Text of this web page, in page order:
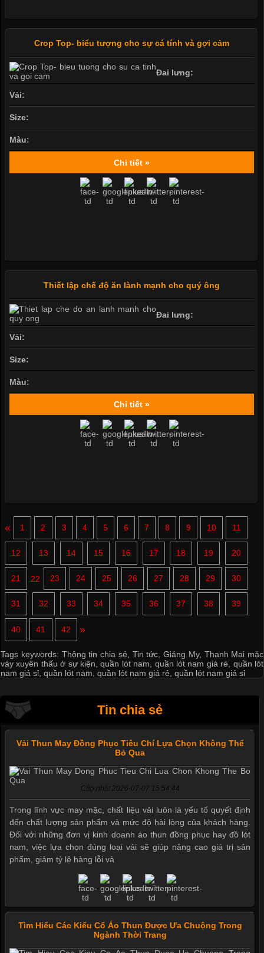
Crop Top- biểu tượng cho sự cá tính và gợi cảm
Đai lưng:
Vải:
Size:
Màu:
Chi tiết »
Thiết lập chế độ ăn lành mạnh cho quý ông
Đai lưng:
Vải:
Size:
Màu:
Chi tiết »
« 1 2 3 4 5 6 7 8 9 10 11
12 13 14 15 16 17 18 19 20
21 22 23 24 25 26 27 28 29 30
31 32 33 34 35 36 37 38 39
40 41 42 »
Tags keywords: Thông tin chia sẻ Tin tức Giáng My, Thanh Mai mặc
váy xuyên thấu ở sự kiện ,quần lót nam quần lót nam giá rẻ
quần lót
nam giá sỉ quần lót nam quần lót nam giá rẻ quần lót nam giá sỉ
Tin chia sẻ
Vải Thun May Đồng Phục Tiêu Chí Lựa Chọn Không Thể
Bỏ Qua
Cập nhật 2026-07-07 15:54:44
Trong lĩnh vực may mặc, chất liệu vải luôn là yếu tố quyết định
đến chất lượng sản phẩm và mức độ hài lòng của khách hàng.
Đối với những đơn vị kinh doanh áo thun đồng phục hay đồ lót
nam, việc lựa chọn đúng loại vải sẽ giúp nâng cao giá trị sản
phẩm, giảm tỷ lệ hàng lỗi và
Tìm Hiểu Các Kiểu Cổ Áo Thun Được Ưa Chuộng Trong
Ngành Thời Trang
Mẫu quần short quần lót nam nữ hè thu 2017